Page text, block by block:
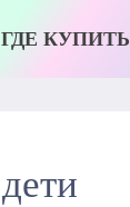
ГДЕ КУПИТЬ